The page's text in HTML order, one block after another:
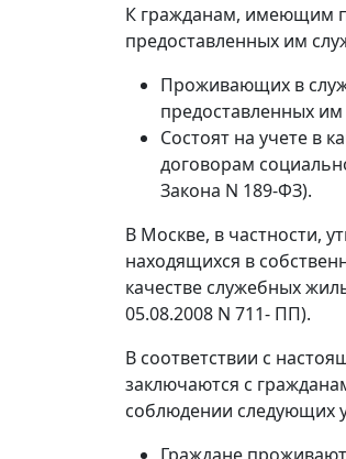
К гражданам, имеющим
предоставленных им
Проживающих в
предоставленных им
Состоят на учете в
договорам
Закона N 189-ФЗ).
В Москве, в частности,
находящихся в
качестве служебных
05.08.2008 N 711- ПП).
В соответствии с
заключаются с
соблюдении следующих